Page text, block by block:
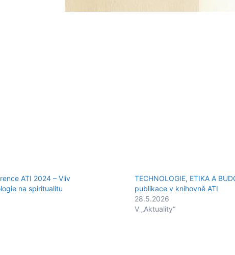
ATI 2024 – Vliv
na spiritualitu
TECHNOLOGIE, ETIKA A
publikace v knihovně ATI
28.5.2026
V „Aktuality“